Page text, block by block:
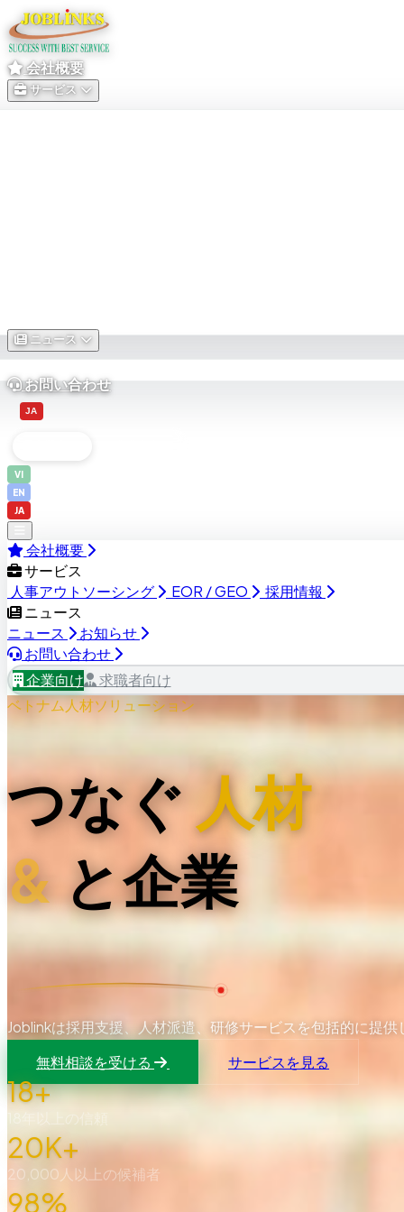
会社概要
サービス
ニュース
お問い合わせ
JA
VI
EN
JA
会社概要
サービス
人事アウトソーシング
EOR / GEO
採用情報
ニュース
ニュース
お知らせ
お問い合わせ
企業向け
求職者向け
ベトナム人材ソリューション
つなぐ人材
& と企業
Joblinkは採用支援、人材派遣、研修サービスを包括的に提
無料相談を受ける
サービスを見る
18+
18年以上の信頼
20K+
20,000人以上の候補者
98%